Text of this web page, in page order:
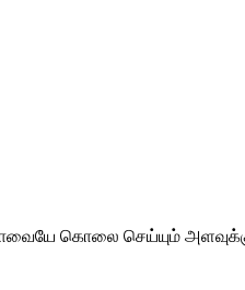
கொலை செய்யும் அளவுக்கு